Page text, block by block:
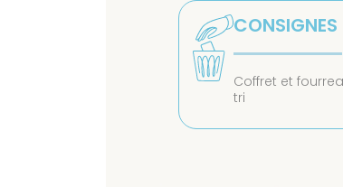
CONSIGNES
Coffret et
tri